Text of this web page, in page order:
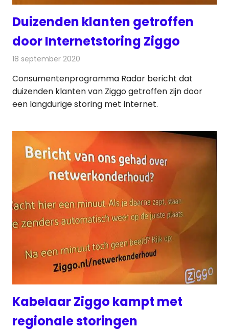
Duizenden klanten getroffen
door Internetstoring Ziggo
18 september 2020
Consumentenprogramma Radar bericht dat
duizenden klanten van Ziggo getroffen zijn door
een langdurige storing met Internet.
Kabelaar Ziggo kampt met
regionale storingen